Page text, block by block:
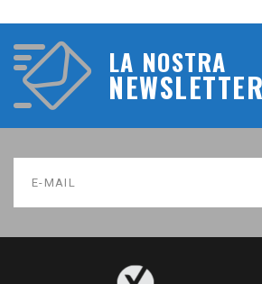
LA NOSTRA
NEWSLETTER